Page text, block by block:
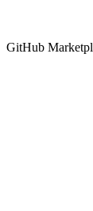
GitHub